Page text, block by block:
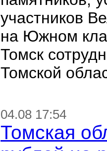
участников
на Южном
Томск
Томской
04.08 17:54
Томская